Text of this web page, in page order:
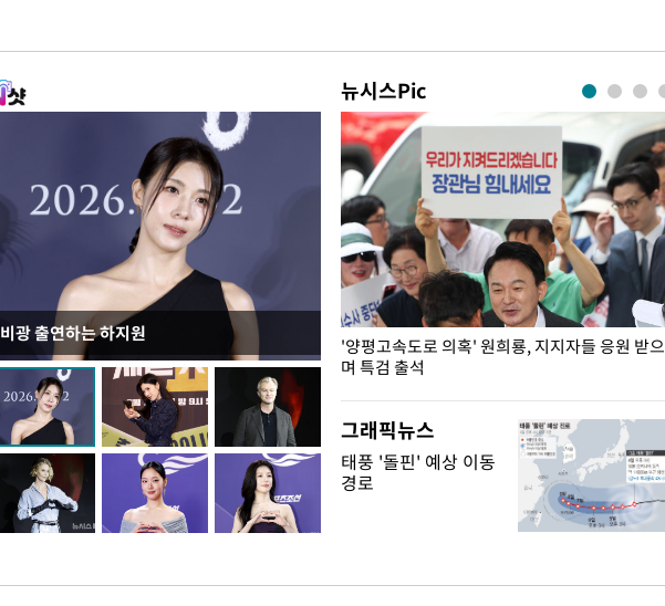
비광 출연하는 하지원
뉴시스Pic
이재명 대통령, "수사·기소 분리 관련 대비책 최
선 다해 강구해야"
'양평고속도로 의혹' 원희룡, 지지자들 응원 받으
며 특검 출석
그래픽뉴스
태풍 '돌핀' 예상 이동
경로